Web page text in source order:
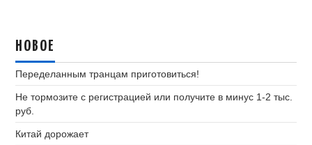
НОВОЕ
Переделанным транцам приготовиться!
Не тормозите с регистрацией или получите в минус 1-2 тыс.
руб.
Китай дорожает